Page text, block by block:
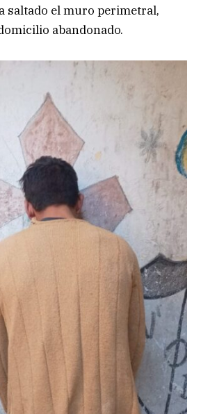
saltado el muro perimetral,
abandonado.